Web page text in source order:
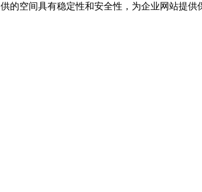
的空间具有稳定性和安全性，为企业网站提供